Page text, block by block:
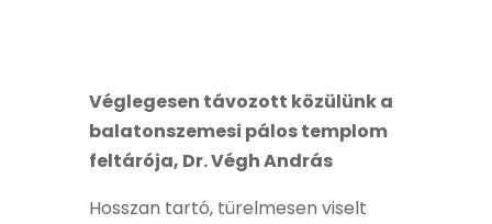
Véglegesen távozott közülünk a
balatonszemesi pálos templom
feltárója, Dr. Végh András
Hosszan tartó, türelmesen viselt